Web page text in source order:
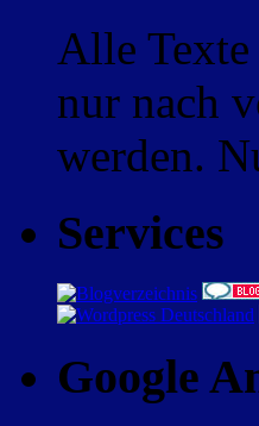
Alle
nur nach
werden.
Services
Google